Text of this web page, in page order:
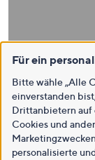
Für ein
Bitte wähle „Alle
einverstanden
Drittanbietern auf
Cookies und
personalisierte